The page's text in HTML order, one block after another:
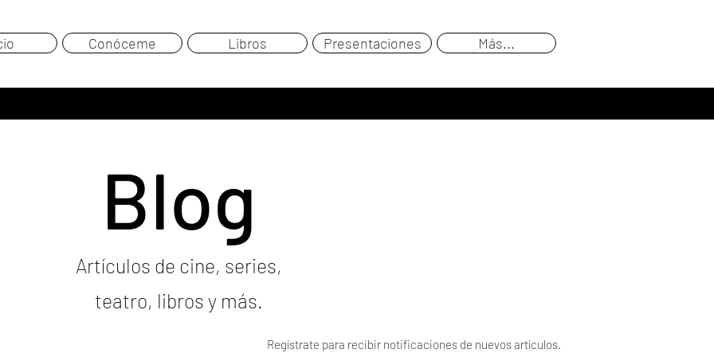
Conóceme Libros Presentaciones Más...
Blog
Artículos de cine, series,
teatro, libros y más.
Regístrate para recibir notificaciones de nuevos artículos.